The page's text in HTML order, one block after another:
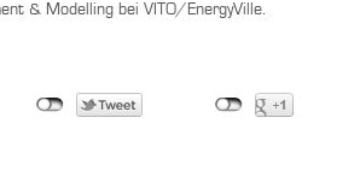
& Modelling bei VITO/EnergyVille.